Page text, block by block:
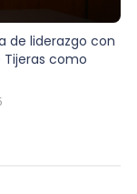
de liderazgo con
como